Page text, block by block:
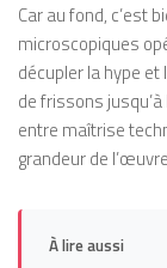
Car au fond, c’est
microscopiques
décupler la hype
de frissons
entre maîtrise
grandeur de
À lire aussi